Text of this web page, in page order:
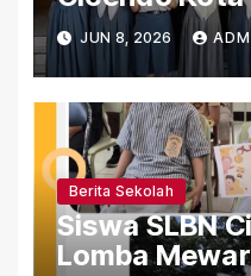
JUN 8, 2026
Berita Sekolah
Siswa SLBN
Lomba